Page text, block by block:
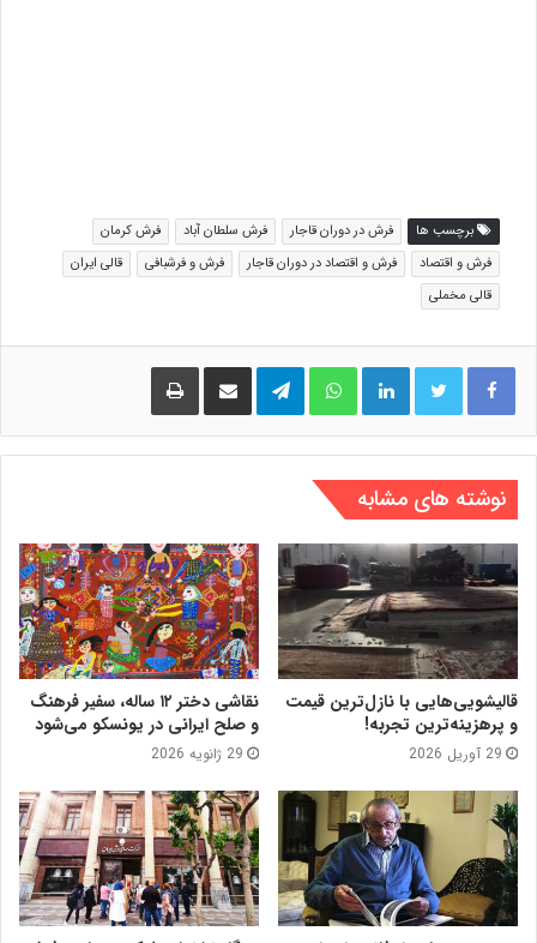
برچسب ها فرش در دوران قاجار فرش سلطان آباد
فرش کرمان
فرش و اقتصاد
فرش و اقتصاد در دوران قاجار فرش و فرشبافی
قالی ایران
قالی مخملی
لینکدین واتس آپ تلگرام اشتراک گذاری از طریق ایمیل
نوشته های مشابه
قالیشویی‌هایی با نازل‌ترین قیمت
و پرهزینه‌ترین تجربه!
29 آوریل 2026
نقاشی دختر ۱۲ ساله، سفیر فرهنگ
و صلح ایرانی در یونسکو می‌شود
29 ژانویه 2026